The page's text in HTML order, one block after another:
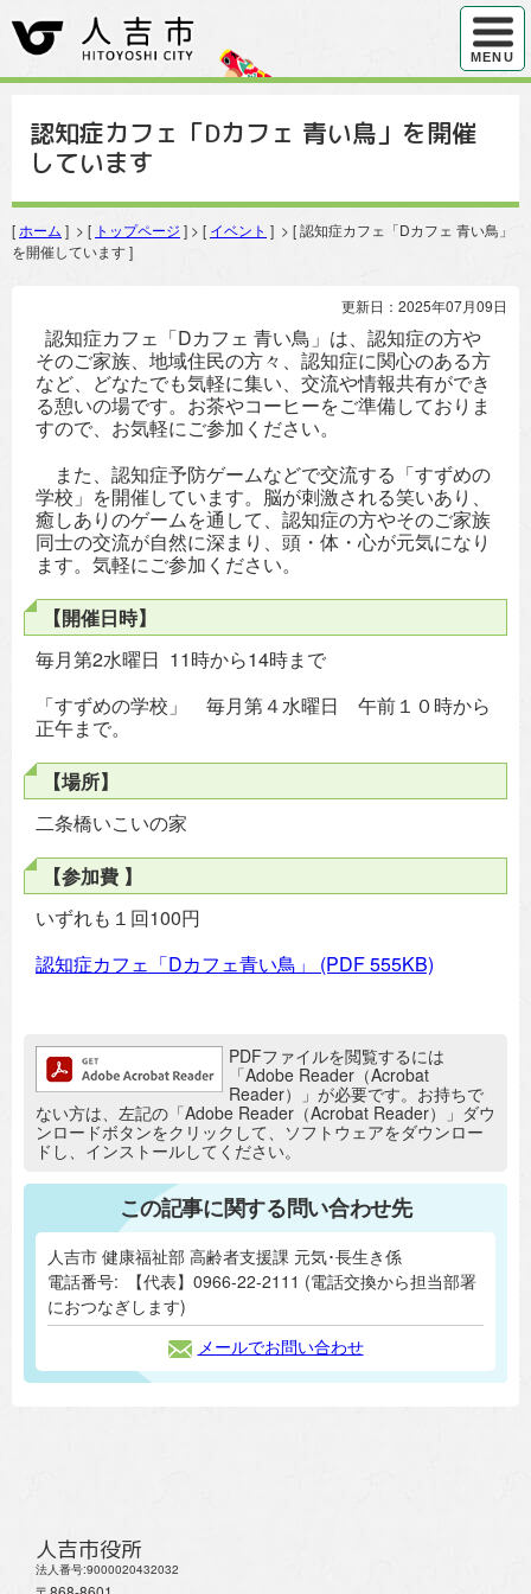
ハンバ
MENU
認知症カフェ「Dカフェ 青い鳥」を開催
しています
[ ホーム ] > [ トップページ ] > [ イベント ] > [ 認知症カフェ「Dカフェ 青い鳥」
を開催しています ]
更新日：2025年07月09日
認知症カフェ「Dカフェ 青い鳥」は、認知症の方や
そのご家族、地域住民の方々、認知症に関心のある方
など、どなたでも気軽に集い、交流や情報共有ができ
る憩いの場です。お茶やコーヒーをご準備しておりま
すので、お気軽にご参加ください。
また、認知症予防ゲームなどで交流する「すずめの
学校」を開催しています。脳が刺激される笑いあり、
癒しありのゲームを通して、認知症の方やそのご家族
同士の交流が自然に深まり、頭・体・心が元気になり
ます。気軽にご参加ください。
【開催日時】
毎月第2水曜日 11時から14時まで
「すずめの学校」 毎月第４水曜日 午前１０時から
正午まで。
【場所】
二条橋いこいの家
【参加費 】
いずれも１回100円
認知症カフェ「Dカフェ青い鳥」
(PDF 555KB)
追加情報：PDFファイルPDFファイルを閲覧するには
「Adobe Reader（Acrobat
Reader）」が必要です。お持ちで
ない方は、左記の「Adobe Reader（Acrobat Reader）」ダウ
ンロードボタンをクリックして、ソフトウェアをダウンロー
ドし、インストールしてください。
この記事に関する問い合わせ先
人吉市 健康福祉部 高齢者支援課 元気･長生き係
電話番号:
【代表】0966-22-2111 (電話交換から担当部署
におつなぎします)
メールでお問い合わせ
人吉市役所
法人番号:9000020432032